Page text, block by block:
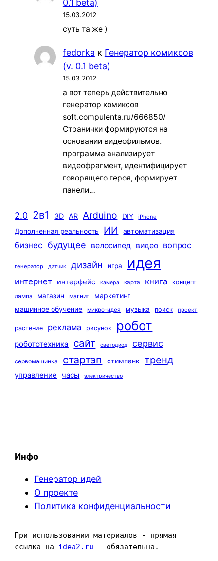
0.1 beta)
15.03.2012
суть та же )
fedorka к Генератор комиксов
(v. 0.1 beta)
15.03.2012
а вот теперь действительно
генератор комиксов
soft.compulenta.ru/666850/
Странички формируются на
основании видеофильмов.
программа анализирует
видеофрагмент, идентифицирует
говорящего героя, формирует
панели…
2.0 2в1 3D AR Arduino DIY iPhone
Дополненная реальность ИИ автоматизация
бизнес будущее велосипед видео вопрос
генератор датчик дизайн игра идея
интернет интерфейс камера карта книга
концепт
лампа
магазин магнит
маркетинг
машинное обучение
микро-идея музыка поиск проект
растение реклама рисунок робот
робототехника сайт светодиод сервис
сервомашинка стартап стимпанк тренд
управление часы электричество
Инфо
Генератор идей
О проекте
Политика конфиденциальности
При использовании материалов - прямая
ссылка на idea2.ru — обязательна.